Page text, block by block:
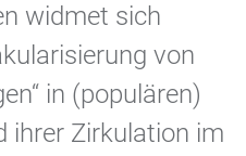
widmet sich
von
in (populären)
ihrer Zirkulation im